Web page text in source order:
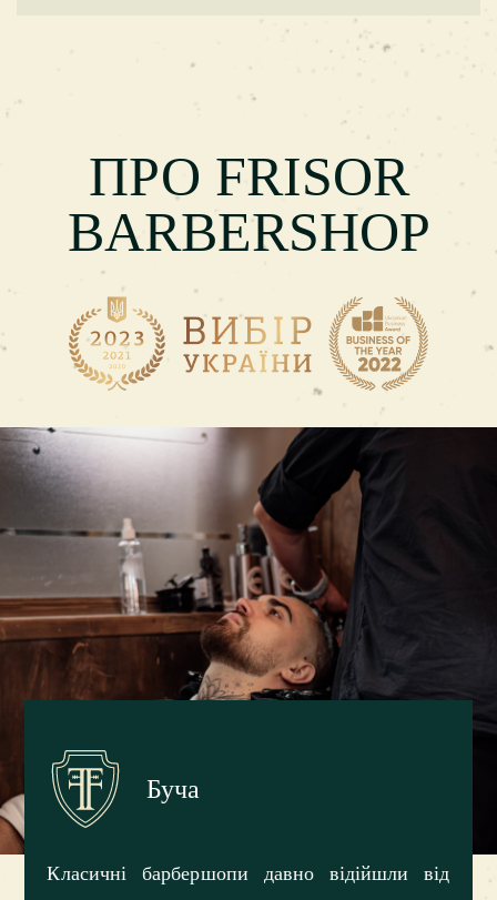
ПРО FRISOR
BARBERSHOP
Буча
Класичні барбершопи давно відійшли від